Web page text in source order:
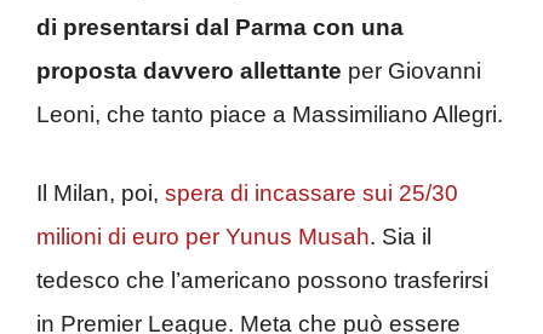
di presentarsi dal Parma con una
proposta davvero allettante per Giovanni
Leoni, che tanto piace a Massimiliano Allegri.
Il Milan, poi, spera di incassare sui 25/30
milioni di euro per Yunus Musah. Sia il
tedesco che l’americano possono trasferirsi
in Premier League. Meta che può essere